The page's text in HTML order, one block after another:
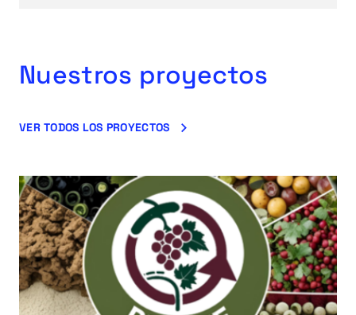
Nuestros proyectos
VER TODOS LOS PROYECTOS